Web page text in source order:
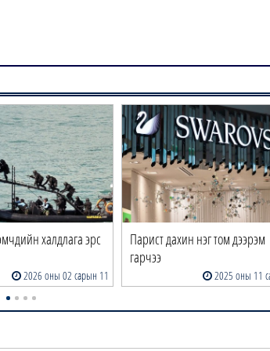
халдлага эрс
2026 оны 02 сарын 11
Парист дахин нэг том дээрэм
гарчээ
2025 оны 11